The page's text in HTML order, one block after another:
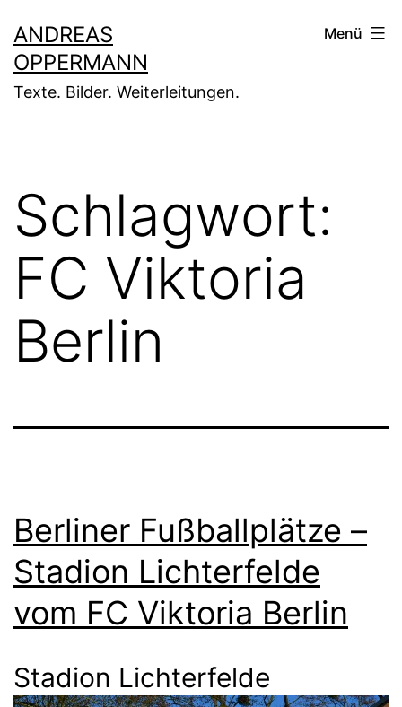
Inhalt
springen
ANDREAS
OPPERMANN
Texte. Bilder. Weiterleitungen.
Menü
Schlagwort:
FC Viktoria
Berlin
Berliner Fußballplätze –
Stadion Lichterfelde
vom FC Viktoria Berlin
Stadion Lichterfelde